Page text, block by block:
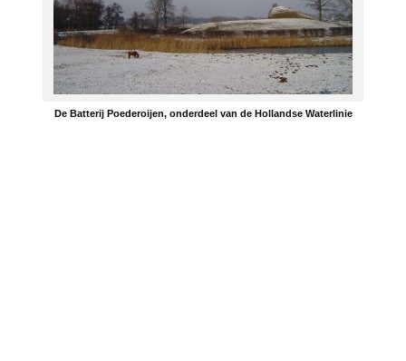
De Batterij Poederoijen, onderdeel van de Hollandse Waterlinie